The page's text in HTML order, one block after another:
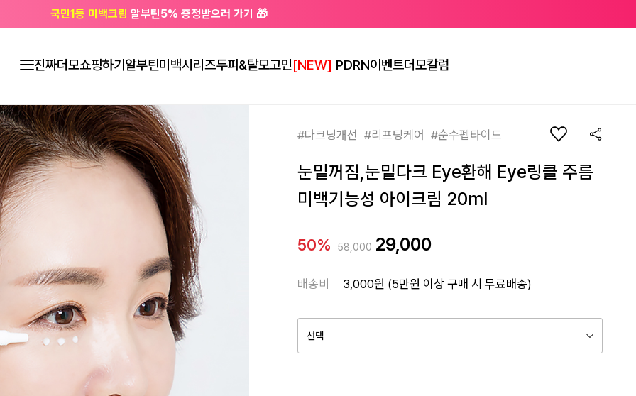
국민1등 미백크림 알부틴5% 증정받으러 가기 🎁
진짜더모쇼핑하기 알부틴미백시리즈두피&탈모고민[NEW] PDRN이벤트더모칼럼
#다크닝개선 #리프팅케어 #순수펩타이드
눈밑꺼짐,눈밑다크 Eye환해 Eye링클 주름
미백기능성 아이크림 20ml
50% 58,000 29,000
배송비 3,000원 (5만원 이상 구매 시 무료배송)